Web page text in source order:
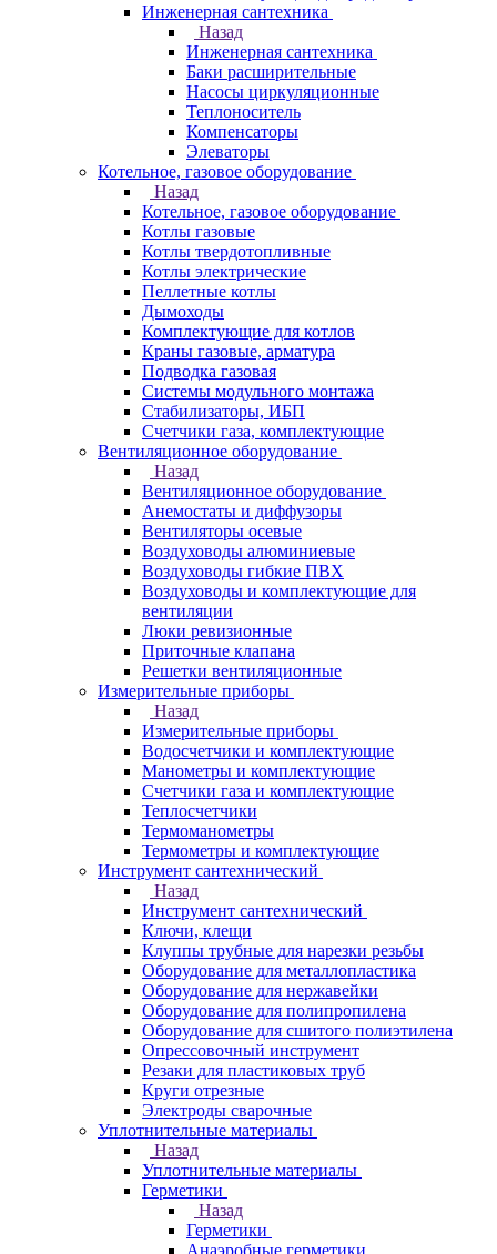
Инженерная сантехника
Назад
Инженерная сантехника
Баки расширительные
Насосы циркуляционные
Теплоноситель
Компенсаторы
Элеваторы
Котельное, газовое оборудование
Назад
Котельное, газовое оборудование
Котлы газовые
Котлы твердотопливные
Котлы электрические
Пеллетные котлы
Дымоходы
Комплектующие для котлов
Краны газовые, арматура
Подводка газовая
Системы модульного монтажа
Стабилизаторы, ИБП
Счетчики газа, комплектующие
Вентиляционное оборудование
Назад
Вентиляционное оборудование
Анемостаты и диффузоры
Вентиляторы осевые
Воздуховоды алюминиевые
Воздуховоды гибкие ПВХ
Воздуховоды и комплектующие для
вентиляции
Люки ревизионные
Приточные клапана
Решетки вентиляционные
Измерительные приборы
Назад
Измерительные приборы
Водосчетчики и комплектующие
Манометры и комплектующие
Счетчики газа и комплектующие
Теплосчетчики
Термоманометры
Термометры и комплектующие
Инструмент сантехнический
Назад
Инструмент сантехнический
Ключи, клещи
Клуппы трубные для нарезки резьбы
Оборудование для металлопластика
Оборудование для нержавейки
Оборудование для полипропилена
Оборудование для сшитого полиэтилена
Опрессовочный инструмент
Резаки для пластиковых труб
Круги отрезные
Электроды сварочные
Уплотнительные материалы
Назад
Уплотнительные материалы
Герметики
Назад
Герметики
Анаэробные герметики